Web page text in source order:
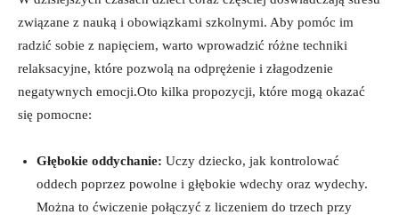
związane z nauką i obowiązkami szkolnymi. Aby pomóc im ​
radzić sobie z napięciem, ⁢warto wprowadzić różne techniki
relaksacyjne, które pozwolą na odprężenie i złagodzenie
negatywnych emocji.Oto kilka propozycji, które mogą okazać
się pomocne:
Głębokie ⁣oddychanie: Uczy dziecko, jak kontrolować
oddech poprzez powolne i głębokie wdechy oraz wydechy.
Można to ​ćwiczenie połączyć z liczeniem ⁤do trzech​ przy